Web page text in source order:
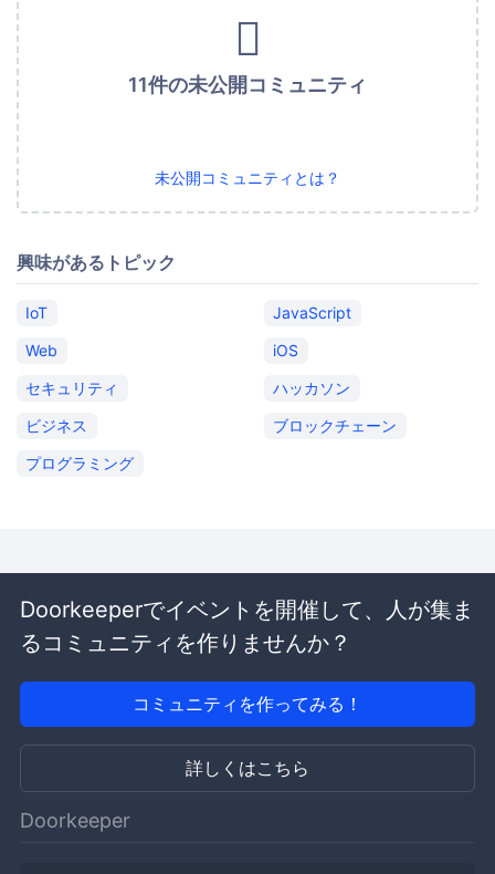
11件の未公開コミュニティ
未公開コミュニティとは？
興味があるトピック
IoT
JavaScript
Web
iOS
セキュリティ
ハッカソン
ビジネス
ブロックチェーン
プログラミング
Doorkeeperでイベントを開催して、人が集ま
るコミュニティを作りませんか？
コミュニティを作ってみる！
詳しくはこちら
Doorkeeper